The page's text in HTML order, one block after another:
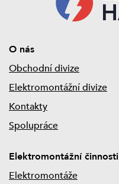
O nás
Obchodní divize
Elektromontážní divize
Kontakty
Spolupráce
Elektromontážní činnosti
Elektromontáže